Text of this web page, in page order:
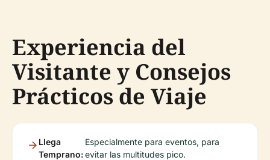
Experiencia del
Visitante y Consejos
Prácticos de Viaje
Llega
Temprano:
Especialmente para eventos, para
evitar las multitudes pico.